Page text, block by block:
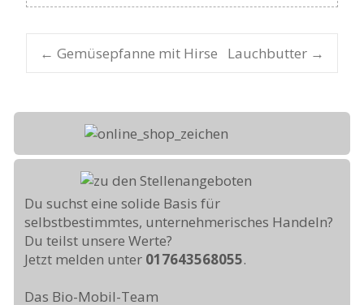
← Gemüsepfanne mit Hirse Lauchbutter →
Du suchst eine solide Basis für
selbstbestimmtes, unternehmerisches Handeln?
Du teilst unsere Werte?
Jetzt melden unter 017643568055.
Das Bio-Mobil-Team